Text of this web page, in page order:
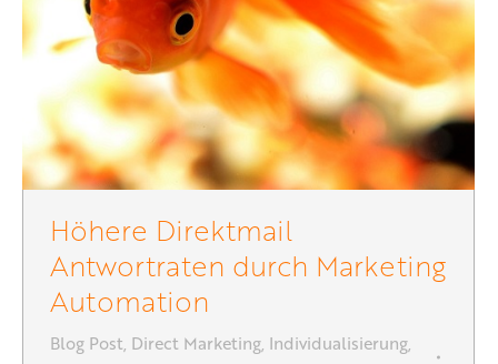
Höhere Direktmail
Antwortraten durch Marketing
Automation
Blog Post, Direct Marketing, Individualisierung,